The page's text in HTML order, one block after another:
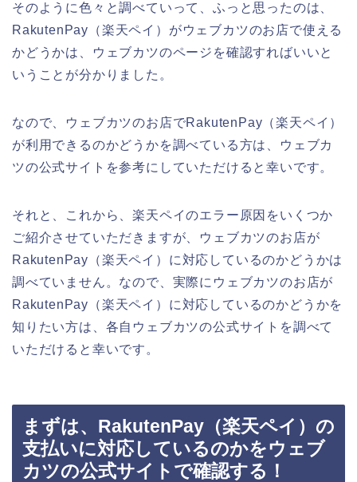
そのように色々と調べていって、ふっと思ったのは、
RakutenPay（楽天ペイ）がウェブカツのお店で使える
かどうかは、ウェブカツのページを確認すればいいと
いうことが分かりました。
なので、ウェブカツのお店でRakutenPay（楽天ペイ）
が利用できるのかどうかを調べている方は、ウェブカ
ツの公式サイトを参考にしていただけると幸いです。
それと、これから、楽天ペイのエラー原因をいくつか
ご紹介させていただきますが、ウェブカツのお店が
RakutenPay（楽天ペイ）に対応しているのかどうかは
調べていません。なので、実際にウェブカツのお店が
RakutenPay（楽天ペイ）に対応しているのかどうかを
知りたい方は、各自ウェブカツの公式サイトを調べて
いただけると幸いです。
まずは、RakutenPay（楽天ペイ）の
支払いに対応しているのかをウェブ
カツの公式サイトで確認する！